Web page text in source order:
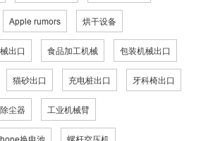
Apple rumors 烘干设备
出口 食品加工机械 包装机械出口
猫砂出口 充电桩出口 牙科椅出口
尘器 工业机械臂